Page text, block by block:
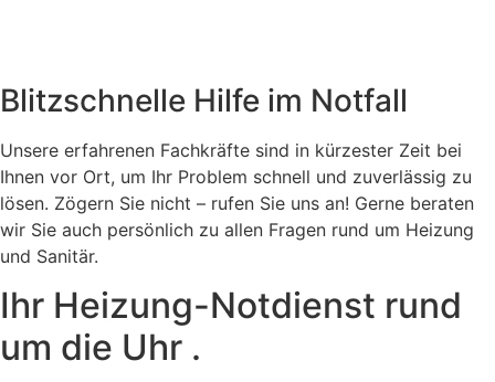
Blitzschnelle Hilfe im Notfall
Unsere erfahrenen Fachkräfte sind in kürzester Zeit bei
Ihnen vor Ort, um Ihr Problem schnell und zuverlässig zu
lösen. Zögern Sie nicht – rufen Sie uns an! Gerne beraten
wir Sie auch persönlich zu allen Fragen rund um Heizung
und Sanitär.
Ihr Heizung-Notdienst rund
um die Uhr .